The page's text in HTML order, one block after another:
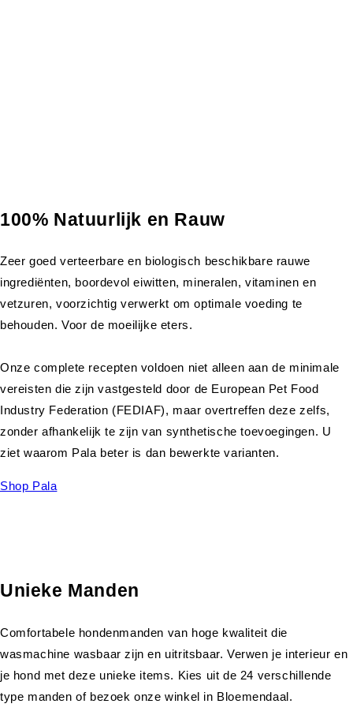
100% Natuurlijk en Rauw
Zeer goed verteerbare en biologisch beschikbare rauwe
ingrediënten, boordevol eiwitten, mineralen, vitaminen en
vetzuren, voorzichtig verwerkt om optimale voeding te
behouden. Voor de moeilijke eters.
Onze complete recepten voldoen niet alleen aan de minimale
vereisten die zijn vastgesteld door de European Pet Food
Industry Federation (FEDIAF), maar overtreffen deze zelfs,
zonder afhankelijk te zijn van synthetische toevoegingen. U
ziet waarom Pala beter is dan bewerkte varianten.
Shop Pala
Unieke Manden
Comfortabele hondenmanden van hoge kwaliteit die
wasmachine wasbaar zijn en uitritsbaar. Verwen je interieur en
je hond met deze unieke items. Kies uit de 24 verschillende
type manden of bezoek onze winkel in Bloemendaal.